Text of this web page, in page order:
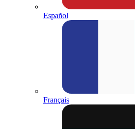
Español
Français